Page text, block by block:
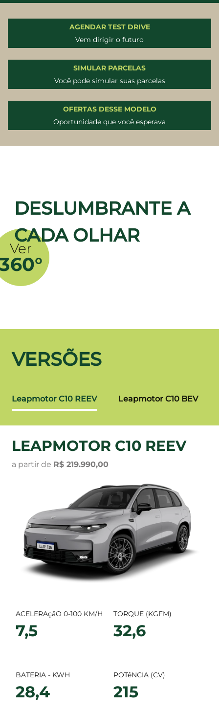
AGENDAR TEST DRIVE
Vem dirigir o futuro
SIMULAR PARCELAS
Você pode simular suas parcelas
OFERTAS DESSE MODELO
Oportunidade que você esperava
DESLUMBRANTE A
CADA OLHAR
Ver
VERSÕES
Leapmotor C10 REEV Leapmotor C10 BEV
LEAPMOTOR C10 REEV
a partir de R$ 219.990,00
ACELERAçãO 0-100 KM/H
7,5
TORQUE (KGFM)
32,6
BATERIA - KWH
28,4
POTêNCIA (CV)
215